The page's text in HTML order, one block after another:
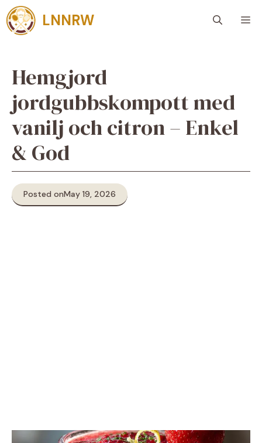
Skip
to
content
LNNRW
Hemgjord
jordgubbskompott med
vanilj och citron – Enkel
& God
Posted onMay 19, 2026